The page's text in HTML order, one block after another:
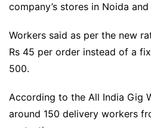
company’s stores in Noida
Workers said as per the new
Rs 45 per order instead of a
500.
According to the All India Gig
around 150 delivery workers